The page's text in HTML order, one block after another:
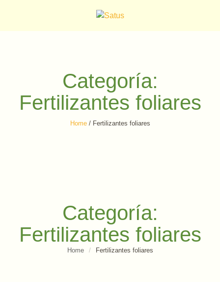
Categoría:
Fertilizantes foliares
Home/ Fertilizantes foliares
Categoría:
Fertilizantes foliares
Home / Fertilizantes foliares